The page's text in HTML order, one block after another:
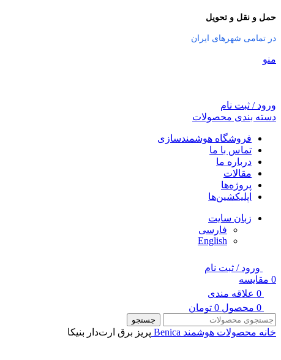
حمل و نقل و تحویل
در تمامی شهرهای ایران
منو
ورود / ثبت نام
دسته بندی محصولات
فروشگاه هوشمندسازی
تماس با ما
درباره ما
مقالات
پروژه‌ها
اپلیکشین‌ها
زبان سایت
فارسی
English
ورود / ثبت نام
0 مقایسه
0 علاقه مندی
0 محصول 0 تومان
جستجو
خانه محصولات هوشمند Benica پریز برق ارت‌دار بنیکا